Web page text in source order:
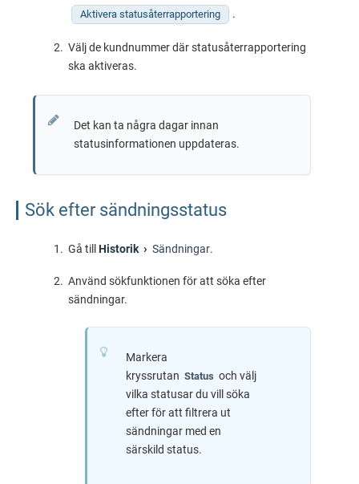
Aktivera statusåterrapportering .
Välj de kundnummer där statusåterrapportering
ska aktiveras.
Det kan ta några dagar innan
statusinformationen uppdateras.
Sök efter sändningsstatus
Gå tillHistorik Sändningar.
Använd sökfunktionen för att söka efter
sändningar.
Markera
kryssrutan Status och välj
vilka statusar du vill söka
efter för att filtrera ut
sändningar med en
särskild status.